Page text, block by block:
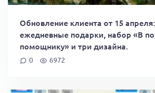
Обновление клиента от 15 апреля:
ежедневные подарки, набор «В
помощнику» и три дизайна.
0 6972